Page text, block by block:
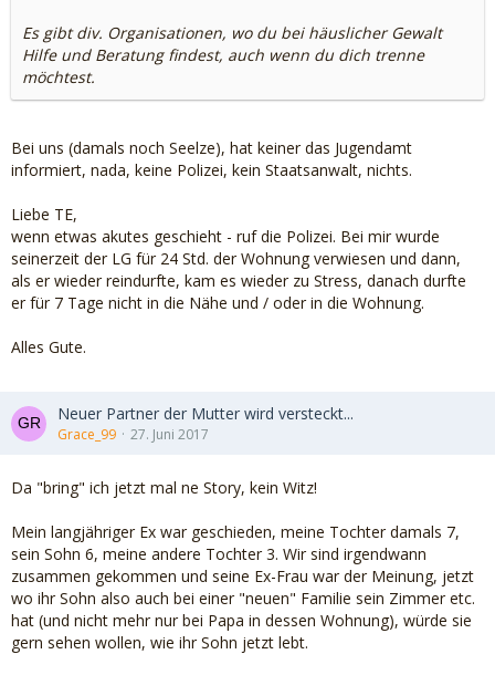
Es gibt div. Organisationen, wo du bei häuslicher Gewalt
Hilfe und Beratung findest, auch wenn du dich trenne
möchtest.
Bei uns (damals noch Seelze), hat keiner das Jugendamt
informiert, nada, keine Polizei, kein Staatsanwalt, nichts.
Liebe TE,
wenn etwas akutes geschieht - ruf die Polizei. Bei mir wurde
seinerzeit der LG für 24 Std. der Wohnung verwiesen und dann,
als er wieder reindurfte, kam es wieder zu Stress, danach durfte
er für 7 Tage nicht in die Nähe und / oder in die Wohnung.
Alles Gute.
Neuer Partner der Mutter wird versteckt...
Grace_99 27. Juni 2017
Da "bring" ich jetzt mal ne Story, kein Witz!
Mein langjähriger Ex war geschieden, meine Tochter damals 7,
sein Sohn 6, meine andere Tochter 3. Wir sind irgendwann
zusammen gekommen und seine Ex-Frau war der Meinung, jetzt
wo ihr Sohn also auch bei einer "neuen" Familie sein Zimmer etc.
hat (und nicht mehr nur bei Papa in dessen Wohnung), würde sie
gern sehen wollen, wie ihr Sohn jetzt lebt.